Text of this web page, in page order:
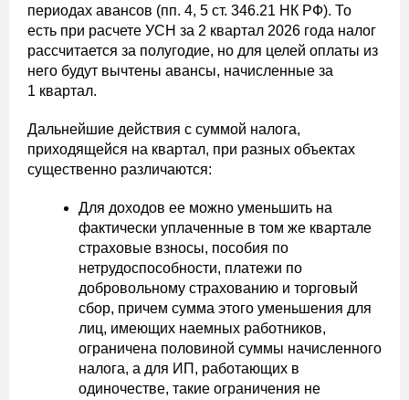
периодах авансов (пп. 4, 5 ст. 346.21 НК РФ). То
есть при расчете УСН за 2 квартал 2026 года налог
рассчитается за полугодие, но для целей оплаты из
него будут вычтены авансы, начисленные за
1 квартал.
Дальнейшие действия с суммой налога,
приходящейся на квартал, при разных объектах
существенно различаются:
Для доходов ее можно уменьшить на
фактически уплаченные в том же квартале
страховые взносы, пособия по
нетрудоспособности, платежи по
добровольному страхованию и торговый
сбор, причем сумма этого уменьшения для
лиц, имеющих наемных работников,
ограничена половиной суммы начисленного
налога, а для ИП, работающих в
одиночестве, такие ограничения не